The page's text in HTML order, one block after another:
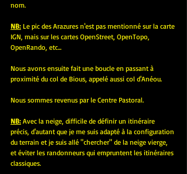
nom.
NB: Le pic des Arazures n'est pas mentionné sur la carte
IGN, mais sur les cartes OpenStreet, OpenTopo,
OpenRando, etc...
Nous avons ensuite fait une boucle en passant à
proximité du col de Bious, appelé aussi col d'Anéou.
Nous sommes revenus par le Centre Pastoral.
NB: Avec la neige, difficile de définir un itinéraire
précis, d'autant que je me suis adapté à la configuration
du terrain et je suis allé "chercher" de la neige vierge,
et éviter les randonneurs qui empruntent les itinéraires
classiques.